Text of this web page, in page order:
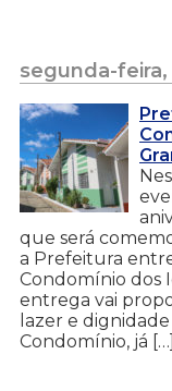
segunda-feira,
que será
a Prefeitura
Condomínio dos
entrega vai
lazer e
Condomínio, já […]